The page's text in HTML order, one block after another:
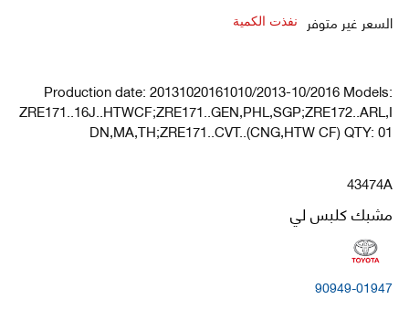
السعر غير متوفر
نفذت الكمية
Production date: 20131020161010/2013-10/2016 Models:
ZRE171..16J..HTWCF;ZRE171..GEN,PHL,SGP;ZRE172..ARL,I
DN,MA,TH;ZRE171..CVT..(CNG,HTW CF) QTY: 01
43474A
مشبك كلبس لي
90949-01947